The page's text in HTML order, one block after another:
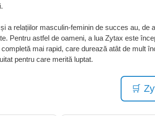
a relațiilor masculin-feminin de succes au,
Pentru astfel de oameni, a lua Zytax este
mai rapid, care durează atât de mult
pentru care merită luptat.
🛒